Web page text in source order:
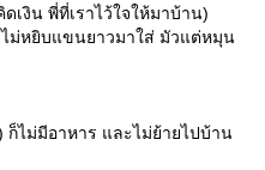
เงิน พี่ที่เราไว้ใจให้มาบ้าน)
ไม่หยิบแขนยาวมาใส่ มัวแต่หมุน
ก็ไม่มีอาหาร และไม่ย้ายไปบ้าน